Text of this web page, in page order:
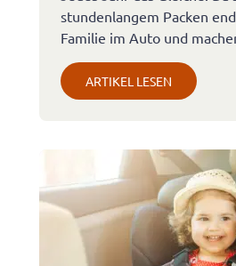
stundenlangem Packen
Familie im Auto und
ARTIKEL LESEN